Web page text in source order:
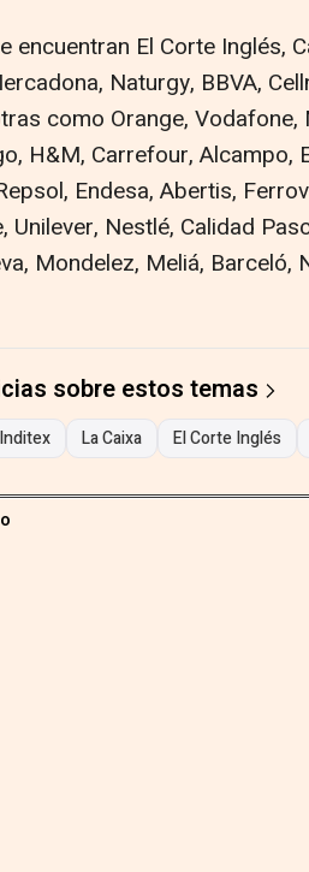
encuentran El Corte Inglés,
Naturgy, BBVA,
como Orange, Vodafone,
H&M, Carrefour, Alcampo,
Endesa, Abertis,
Unilever, Nestlé, Calidad
Mondelez, Meliá, Barceló,
sobre estos temas
Inditex La Caixa El Corte Inglés